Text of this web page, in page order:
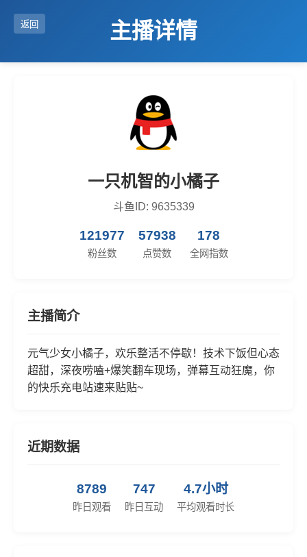
返回 主播详情
一只机智的小橘子
斗鱼ID: 9635339
121977
粉丝数
57938
点赞数
178
全网指数
主播简介
元气少女小橘子，欢乐整活不停歇！技术下饭但心态
超甜，深夜唠嗑+爆笑翻车现场，弹幕互动狂魔，你
的快乐充电站速来贴贴~
近期数据
8789
昨日观看
747
昨日互动
4.7小时
平均观看时长